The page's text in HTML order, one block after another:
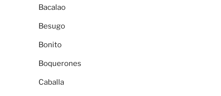
Bacalao
Besugo
Bonito
Boquerones
Caballa